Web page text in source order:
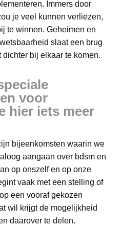
Immers door
je veel kunnen verliezen,
te winnen. Geheimen en
slaat een brug
bij elkaar te komen.
voor
hier iets meer
bijeenkomsten waarin we
aangaan over bdsm en
op onszelf en op onze
vaak met een stelling of
een vooraf gekozen
wil krijgt de mogelijkheid
daarover te delen.